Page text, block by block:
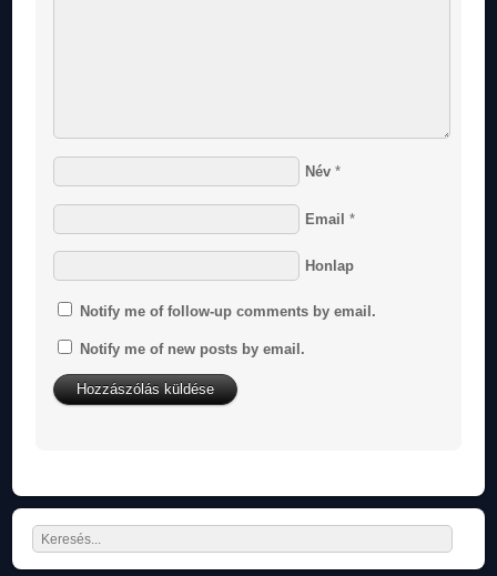
Név *
Email *
Honlap
Notify me of follow-up comments by email.
Notify me of new posts by email.